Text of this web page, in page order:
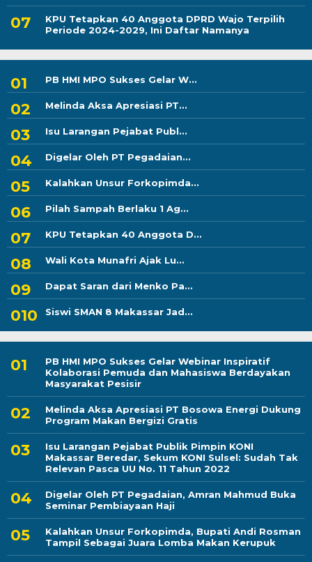
KPU Tetapkan 40 Anggota DPRD Wajo Terpilih
Periode 2024-2029, Ini Daftar Namanya
PB HMI MPO Sukses Gelar W...
Melinda Aksa Apresiasi PT...
Isu Larangan Pejabat Publ...
Digelar Oleh PT Pegadaian...
Kalahkan Unsur Forkopimda...
Pilah Sampah Berlaku 1 Ag...
KPU Tetapkan 40 Anggota D...
Wali Kota Munafri Ajak Lu...
Dapat Saran dari Menko Pa...
Siswi SMAN 8 Makassar Jad...
PB HMI MPO Sukses Gelar Webinar Inspiratif
Kolaborasi Pemuda dan Mahasiswa Berdayakan
Masyarakat Pesisir
Melinda Aksa Apresiasi PT Bosowa Energi Dukung
Program Makan Bergizi Gratis
Isu Larangan Pejabat Publik Pimpin KONI
Makassar Beredar, Sekum KONI Sulsel: Sudah Tak
Relevan Pasca UU No. 11 Tahun 2022
Digelar Oleh PT Pegadaian, Amran Mahmud Buka
Seminar Pembiayaan Haji
Kalahkan Unsur Forkopimda, Bupati Andi Rosman
Tampil Sebagai Juara Lomba Makan Kerupuk